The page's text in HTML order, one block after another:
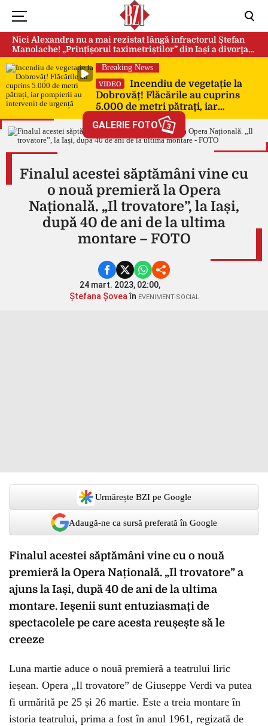
Nici Alexandra nu a mai rezistat lângă infractorul Ștefan
Manolache! „Prințișorul taximetriștilor” din Iași a divorţat
după doi ani de căsnicie
Breaking News
VIDEO
Incendiu de vegetație la
Dobrovăț! Flăcările au cuprins
5.000 de metri pătrați, iar
pompierii au intervenit de urgență
GALERIE FOTO 3
Finalul acestei săptămâni vine cu
o nouă premieră la Opera
Națională. „Il trovatore”, la Iași,
după 40 de ani de la ultima
montare – FOTO
24 mart. 2023, 02:00,
Ștefana Șoveaîn EVENIMENT-SOCIAL
Urmărește BZI pe Google
Adaugă-ne ca sursă preferată în Google
Finalul acestei săptămâni vine cu o nouă
premieră la Opera Națională. „Il trovatore” a
ajuns la Iași, după 40 de ani de la ultima
montare. Ieșenii sunt entuziasmați de
spectacolele pe care acesta reușește să le
creeze
Luna martie aduce o nouă premieră a teatrului liric
ieșean. Opera „Il trovatore” de Giuseppe Verdi va putea
fi urmărită pe 25 și 26 martie. Este a treia montare în
istoria teatrului, prima a fost în anul 1961, regizată de